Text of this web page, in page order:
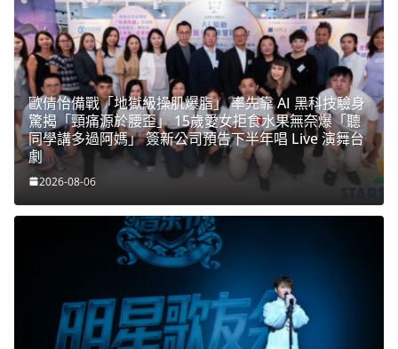
歐倩怡備戰「地獄級操肌爆脂」 率先靠 AI 黑科技驗身
驚揭「頸痛源於腰歪」 15歲愛女拒食水果無奈爆「聽
同學講多過阿媽」 簽新公司預告下半年唱 Live 演舞台
劇
2026-08-06